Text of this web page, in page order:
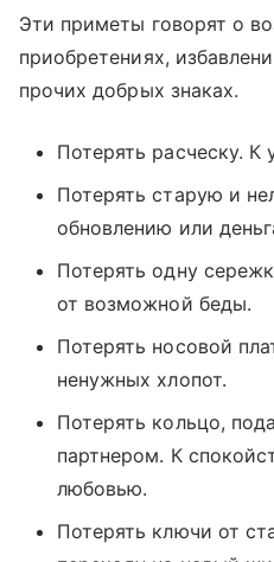
Эти приметы говорят о
приобретениях,
прочих добрых знаках.
Потерять расческу.
Потерять старую и
обновлению или
Потерять одну
от возможной беды.
Потерять носовой
ненужных хлопот.
Потерять кольцо,
партнером. К
любовью.
Потерять ключи от